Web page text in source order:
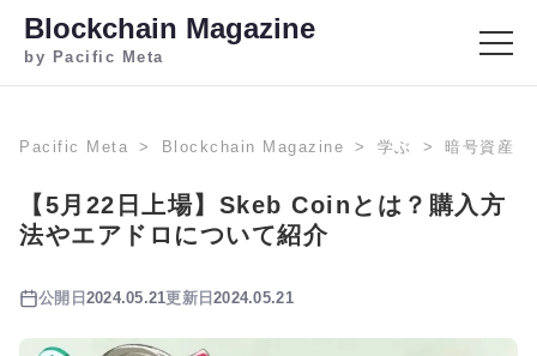
Blockchain Magazine
by Pacific Meta
Pacific Meta Blockchain Magazine 学ぶ 暗号資産
【5月22日上場】Skeb Coinとは？購入方
法やエアドロについて紹介
公開日 2024.05.21更新日2024.05.21